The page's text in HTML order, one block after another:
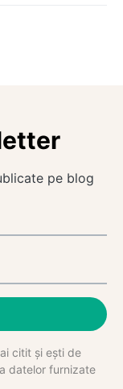
pe blog
citit și ești de
datelor furnizate